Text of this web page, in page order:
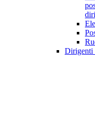
Dirigenti